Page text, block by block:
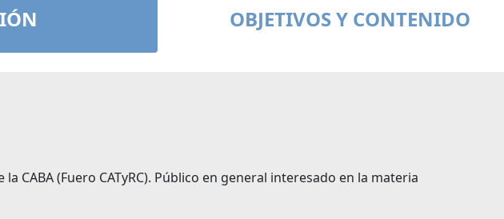
OBJETIVOS Y CONTENIDO
CABA (Fuero CATyRC). Público en general interesado en la materia